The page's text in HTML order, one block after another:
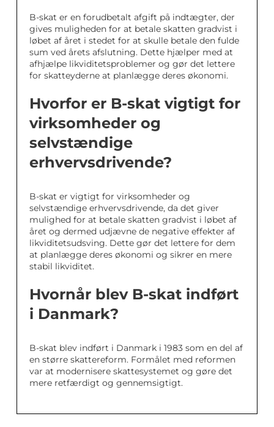
B-skat er en forudbetalt afgift på indtægter, der
gives muligheden for at betale skatten gradvist i
løbet af året i stedet for at skulle betale den fulde
sum ved årets afslutning. Dette hjælper med at
afhjælpe likviditetsproblemer og gør det lettere
for skatteyderne at planlægge deres økonomi.
Hvorfor er B-skat vigtigt for
virksomheder og
selvstændige
erhvervsdrivende?
B-skat er vigtigt for virksomheder og
selvstændige erhvervsdrivende, da det giver
mulighed for at betale skatten gradvist i løbet af
året og dermed udjævne de negative effekter af
likviditetsudsving. Dette gør det lettere for dem
at planlægge deres økonomi og sikrer en mere
stabil likviditet.
Hvornår blev B-skat indført
i Danmark?
B-skat blev indført i Danmark i 1983 som en del af
en større skattereform. Formålet med reformen
var at modernisere skattesystemet og gøre det
mere retfærdigt og gennemsigtigt.